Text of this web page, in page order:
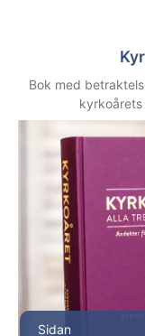
Bok med
kyrkoårets
Sidan